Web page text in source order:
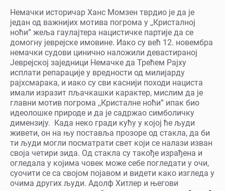
Немачки историчар Ханс Момзен тврдио је да је
један од важнијих мотива погрома у ,,Кристалној
ноћи” жеља гаулајтера нацистичке партије да се
домогну јеврејске имовине. Иако су већ 12. новембра
немачки судови цинично наложили девастираној
Јеврејској заједници Немачке да Трећем Рајху
исплати репарације у вредности од милијарду
рајхсмарака, и иако су сви каснији походи нациста
имали изразит пљачкашки карактер, мислим да је
главни мотив погрома ,,Кристалне ноћи” ипак био
идеолошке природе и да је садржао симболичку
димензију. Када неко гради кућу у којој ће људи
живети, он на њу поставља прозоре од стакла, да би
ти људи могли посматрати свет који се налази изван
своја четири зида. Од стакла су такође израђена и
огледала у којима човек може себе погледати у очи,
суочити се са својом појавом и видети како изгледа у
очима других људи. Адолф Хитлер и његови